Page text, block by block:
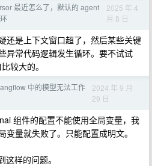
最近怎么了，默认的 agent
2025 年 4
月 8 日
还是上下文窗口超了，然后某些关键
异常代码逻辑发生循环。要不试试
较大的。
中的模型无法工作
2024 年 9 月
29 日
组件的配置不能使用全局变量，我
量就失败了。只能配置成明文。
样的问题。